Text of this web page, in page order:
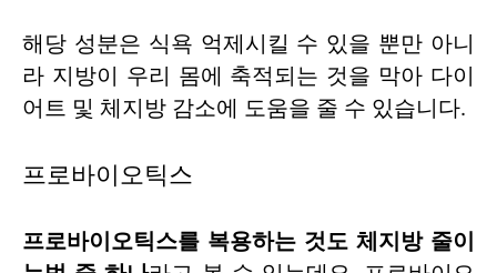
해당 성분은 식욕 억제시킬 수 있을 뿐만 아니
라 지방이 우리 몸에 축적되는 것을 막아 다이
어트 및 체지방 감소에 도움을 줄 수 있습니다.
프로바이오틱스
프로바이오틱스를 복용하는 것도 체지방 줄이